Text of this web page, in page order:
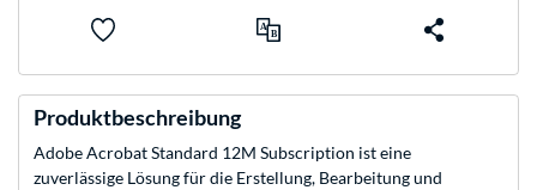
Produktbeschreibung
Adobe Acrobat Standard 12M Subscription ist eine
zuverlässige Lösung für die Erstellung, Bearbeitung und